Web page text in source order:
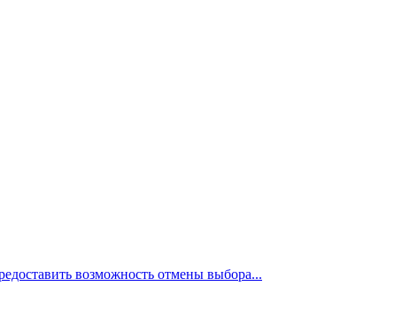
возможность отмены выбора...